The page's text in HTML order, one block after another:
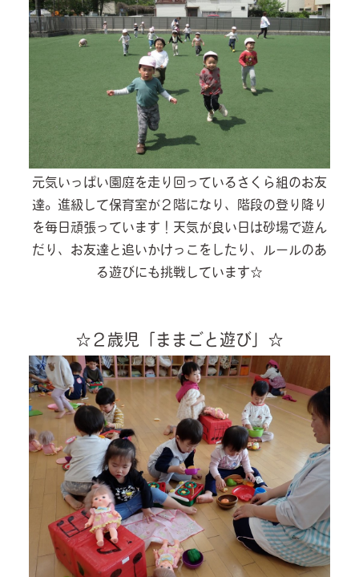
元気いっぱい園庭を走り回っているさくら組のお友
達。進級して保育室が２階になり、階段の登り降り
を毎日頑張っています！天気が良い日は砂場で遊ん
だり、お友達と追いかけっこをしたり、ルールのあ
る遊びにも挑戦しています☆
☆２歳児「ままごと遊び」☆